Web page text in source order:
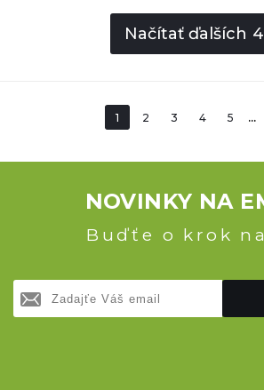
Načítať ďalších
1 2 3 4 5 ...
NOVINKY NA
Buďťe o krok